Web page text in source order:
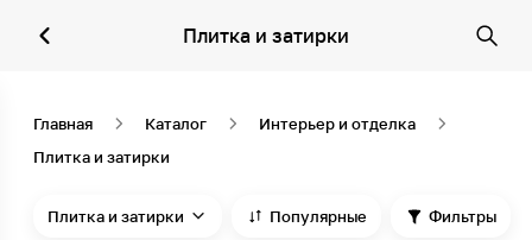
Плитка и затирки
Главная Каталог
Интерьер и отделка
Плитка и затирки
Плитка и затирки Популярные Фильтры